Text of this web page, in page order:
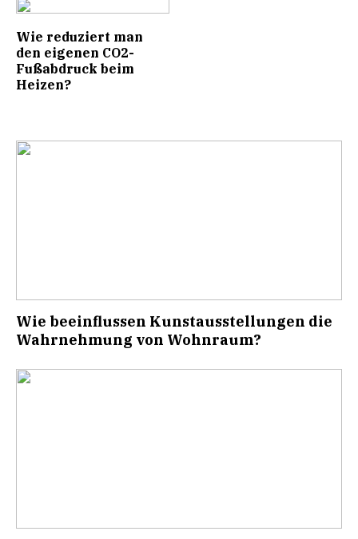
Wie reduziert man
den eigenen CO2-
Fußabdruck beim
Heizen?
Wie beeinflussen Kunstausstellungen die
Wahrnehmung von Wohnraum?